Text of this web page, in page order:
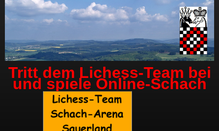
Tritt dem Lichess-Team bei
und spiele Online-Schach